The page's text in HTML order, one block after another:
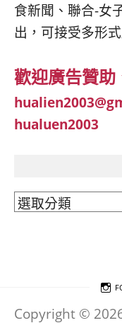
食新聞、聯合-女
出，可接受多形
歡迎廣告贊助
hualuen2003
文
Copyright ©